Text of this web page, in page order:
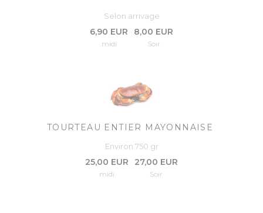
Selon arrivage
6,90 EUR
midi
8,00 EUR
Soir
TOURTEAU ENTIER MAYONNAISE
Environ 750 gr
25,00 EUR
midi
27,00 EUR
Soir